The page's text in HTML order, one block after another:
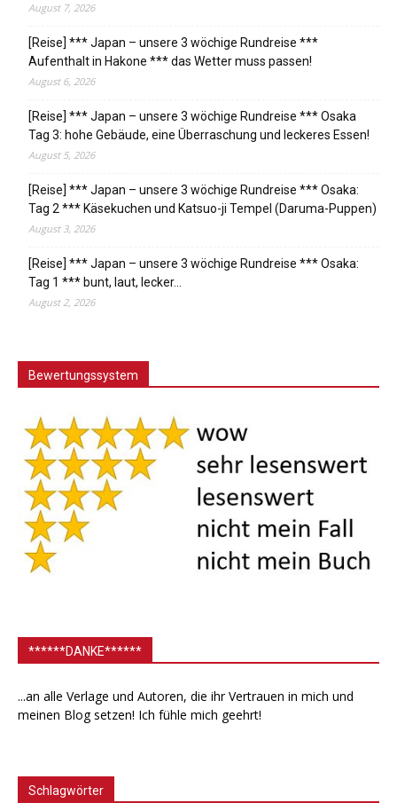
August 7, 2026
[Reise] *** Japan – unsere 3 wöchige Rundreise ***
Aufenthalt in Hakone *** das Wetter muss passen!
August 6, 2026
[Reise] *** Japan – unsere 3 wöchige Rundreise *** Osaka
Tag 3: hohe Gebäude, eine Überraschung und leckeres Essen!
August 5, 2026
[Reise] *** Japan – unsere 3 wöchige Rundreise *** Osaka:
Tag 2 *** Käsekuchen und Katsuo-ji Tempel (Daruma-Puppen)
August 3, 2026
[Reise] *** Japan – unsere 3 wöchige Rundreise *** Osaka:
Tag 1 *** bunt, laut, lecker…
August 2, 2026
Bewertungssystem
******DANKE******
...an alle Verlage und Autoren, die ihr Vertrauen in mich und
meinen Blog setzen! Ich fühle mich geehrt!
Schlagwörter